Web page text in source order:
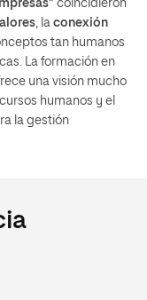
” coincidieron
, la conexión
tan humanos
La formación en
una visión mucho
humanos y el
la gestión